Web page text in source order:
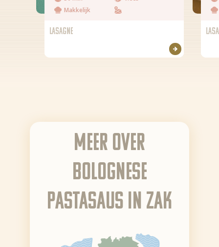
Makkelijk
LASAGNE
Meer over
Bolognese
pastasaus in zak
Tips & Tricks
NL (NL)